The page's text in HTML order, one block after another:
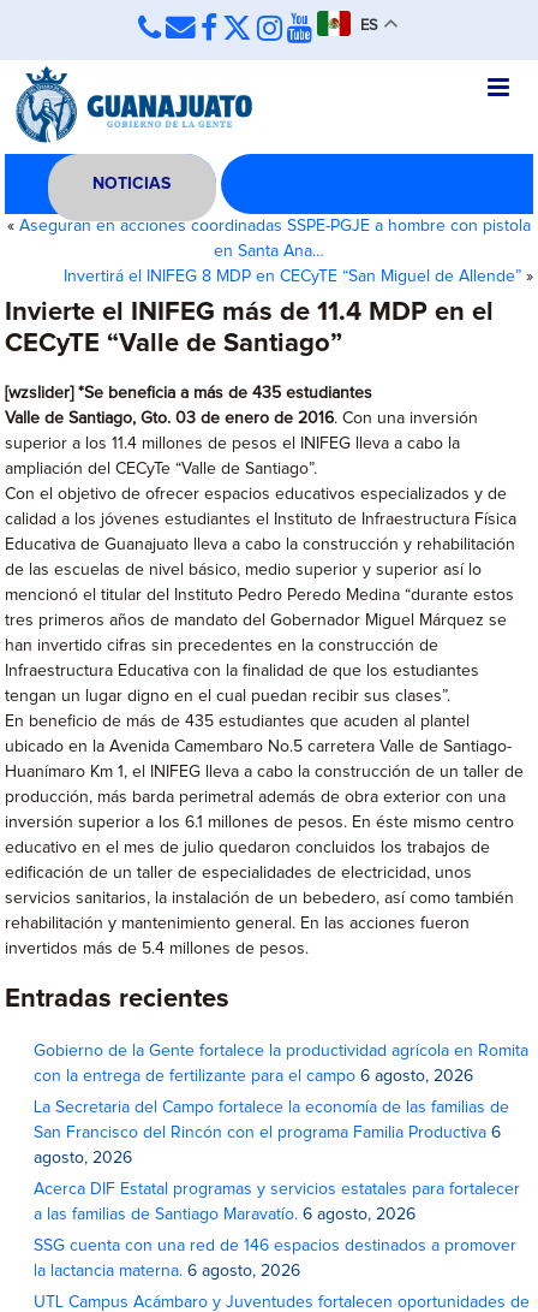
ES
NOTICIAS
« Aseguran en acciones coordinadas SSPE-PGJE a hombre con pistola
en Santa Ana…
Invertirá el INIFEG 8 MDP en CECyTE “San Miguel de Allende”»
Invierte el INIFEG más de 11.4 MDP en el
CECyTE “Valle de Santiago”
[wzslider] *Se beneficia a más de 435 estudiantes
Valle de Santiago, Gto. 03 de enero de 2016. Con una inversión
superior a los 11.4 millones de pesos el INIFEG lleva a cabo la
ampliación del CECyTe “Valle de Santiago”.
Con el objetivo de ofrecer espacios educativos especializados y de
calidad a los jóvenes estudiantes el Instituto de Infraestructura Física
Educativa de Guanajuato lleva a cabo la construcción y rehabilitación
de las escuelas de nivel básico, medio superior y superior así lo
mencionó el titular del Instituto Pedro Peredo Medina “durante estos
tres primeros años de mandato del Gobernador Miguel Márquez se
han invertido cifras sin precedentes en la construcción de
Infraestructura Educativa con la finalidad de que los estudiantes
tengan un lugar digno en el cual puedan recibir sus clases”.
En beneficio de más de 435 estudiantes que acuden al plantel
ubicado en la Avenida Camembaro No.5 carretera Valle de Santiago-
Huanímaro Km 1, el INIFEG lleva a cabo la construcción de un taller de
producción, más barda perimetral además de obra exterior con una
inversión superior a los 6.1 millones de pesos. En éste mismo centro
educativo en el mes de julio quedaron concluidos los trabajos de
edificación de un taller de especialidades de electricidad, unos
servicios sanitarios, la instalación de un bebedero, así como también
rehabilitación y mantenimiento general. En las acciones fueron
invertidos más de 5.4 millones de pesos.
Entradas recientes
Gobierno de la Gente fortalece la productividad agrícola en Romita
con la entrega de fertilizante para el campo 6 agosto, 2026
La Secretaria del Campo fortalece la economía de las familias de
San Francisco del Rincón con el programa Familia Productiva 6
agosto, 2026
Acerca DIF Estatal programas y servicios estatales para fortalecer
a las familias de Santiago Maravatío. 6 agosto, 2026
SSG cuenta con una red de 146 espacios destinados a promover
la lactancia materna. 6 agosto, 2026
UTL Campus Acámbaro y Juventudes fortalecen oportunidades de